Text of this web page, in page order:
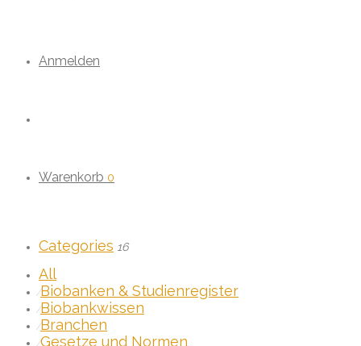
Anmelden
Warenkorb 0
Categories 16
All
⁄Biobanken & Studienregister
⁄Biobankwissen
⁄Branchen
⁄Gesetze und Normen